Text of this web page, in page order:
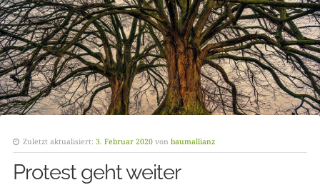
Zuletzt aktualisiert: 3. Februar 2020 von baumallianz
Protest geht weiter